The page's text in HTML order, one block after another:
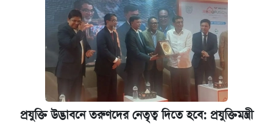
পাঁচ দপ্তরে নতুন সচিব নিয়োগ দিল সরকার
রাষ্ট্রবিরোধী কর্মকাণ্ড: ঢাবির কয়েকজন শিক্ষকের
বিরুদ্ধে ব্যবস্থা
আজকের বাজারে স্বর্ণের দাম (৬ আগস্ট)
প্রযুক্তি উদ্ভাবনে তরুণদের নেতৃত্ব দিতে হবে: প্রযুক্তিমন্ত্রী